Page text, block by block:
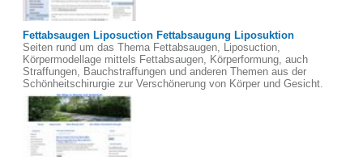
Fettabsaugen Liposuction Fettabsaugung Liposuktion
Seiten rund um das Thema Fettabsaugen, Liposuction,
Körpermodellage mittels Fettabsaugen, Körperformung, auch
Straffungen, Bauchstraffungen und anderen Themen aus der
Schönheitschirurgie zur Verschönerung von Körper und Gesicht.